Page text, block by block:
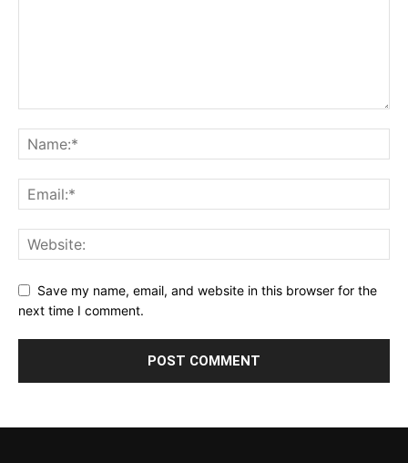
Save my name, email, and website in this browser for the
next time I comment.